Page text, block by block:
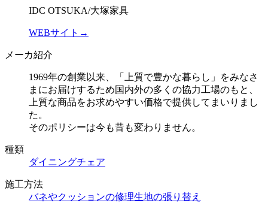
IDC OTSUKA/大塚家具
WEBサイト→
メーカ紹介
1969年の創業以来、「上質で豊かな暮らし」をみなさ
まにお届けするため国内外の多くの協力工場のもと、
上質な商品をお求めやすい価格で提供してまいりまし
た。
そのポリシーは今も昔も変わりません。
種類
ダイニングチェア
施工方法
バネやクッションの修理生地の張り替え